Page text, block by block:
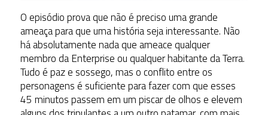
O episódio prova que não é preciso uma grande
ameaça para que uma história seja interessante. Não
há absolutamente nada que ameace qualquer
membro da Enterprise ou qualquer habitante da Terra.
Tudo é paz e sossego, mas o conflito entre os
personagens é suficiente para fazer com que esses
45 minutos passem em um piscar de olhos e elevem